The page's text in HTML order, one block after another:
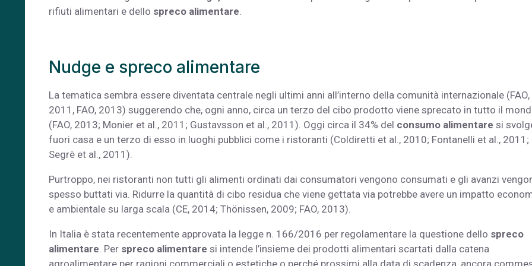
rifiuti alimentari e dello spreco alimentare.
Nudge e spreco alimentare
La tematica sembra essere diventata centrale negli ultimi anni all’interno della comunità internazionale (FAO,
2011, FAO, 2013) suggerendo che, ogni anno, circa un terzo del cibo prodotto viene sprecato in tutto il
(FAO, 2013; Monier et al., 2011; Gustavsson et al., 2011). Oggi circa il 34% del consumo alimentare si
fuori casa e un terzo di esso in luoghi pubblici come i ristoranti (Coldiretti et al., 2010; Fontanelli et al., 2011;
Segrè et al., 2011).
Purtroppo, nei ristoranti non tutti gli alimenti ordinati dai consumatori vengono consumati e gli avanzi
spesso buttati via. Ridurre la quantità di cibo residua che viene gettata via potrebbe avere un impatto
e ambientale su larga scala (CE, 2014; Thönissen, 2009; FAO, 2013).
In Italia è stata recentemente approvata la legge n. 166/2016 per regolamentare la questione dello spreco
alimentare. Per spreco alimentare si intende l’insieme dei prodotti alimentari scartati dalla catena